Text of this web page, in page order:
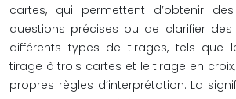
cartes, qui permettent d’obtenir
questions précises ou de clarifier des
différents types de tirages, tels que
tirage à trois cartes et le tirage en
propres règles d’interprétation. La